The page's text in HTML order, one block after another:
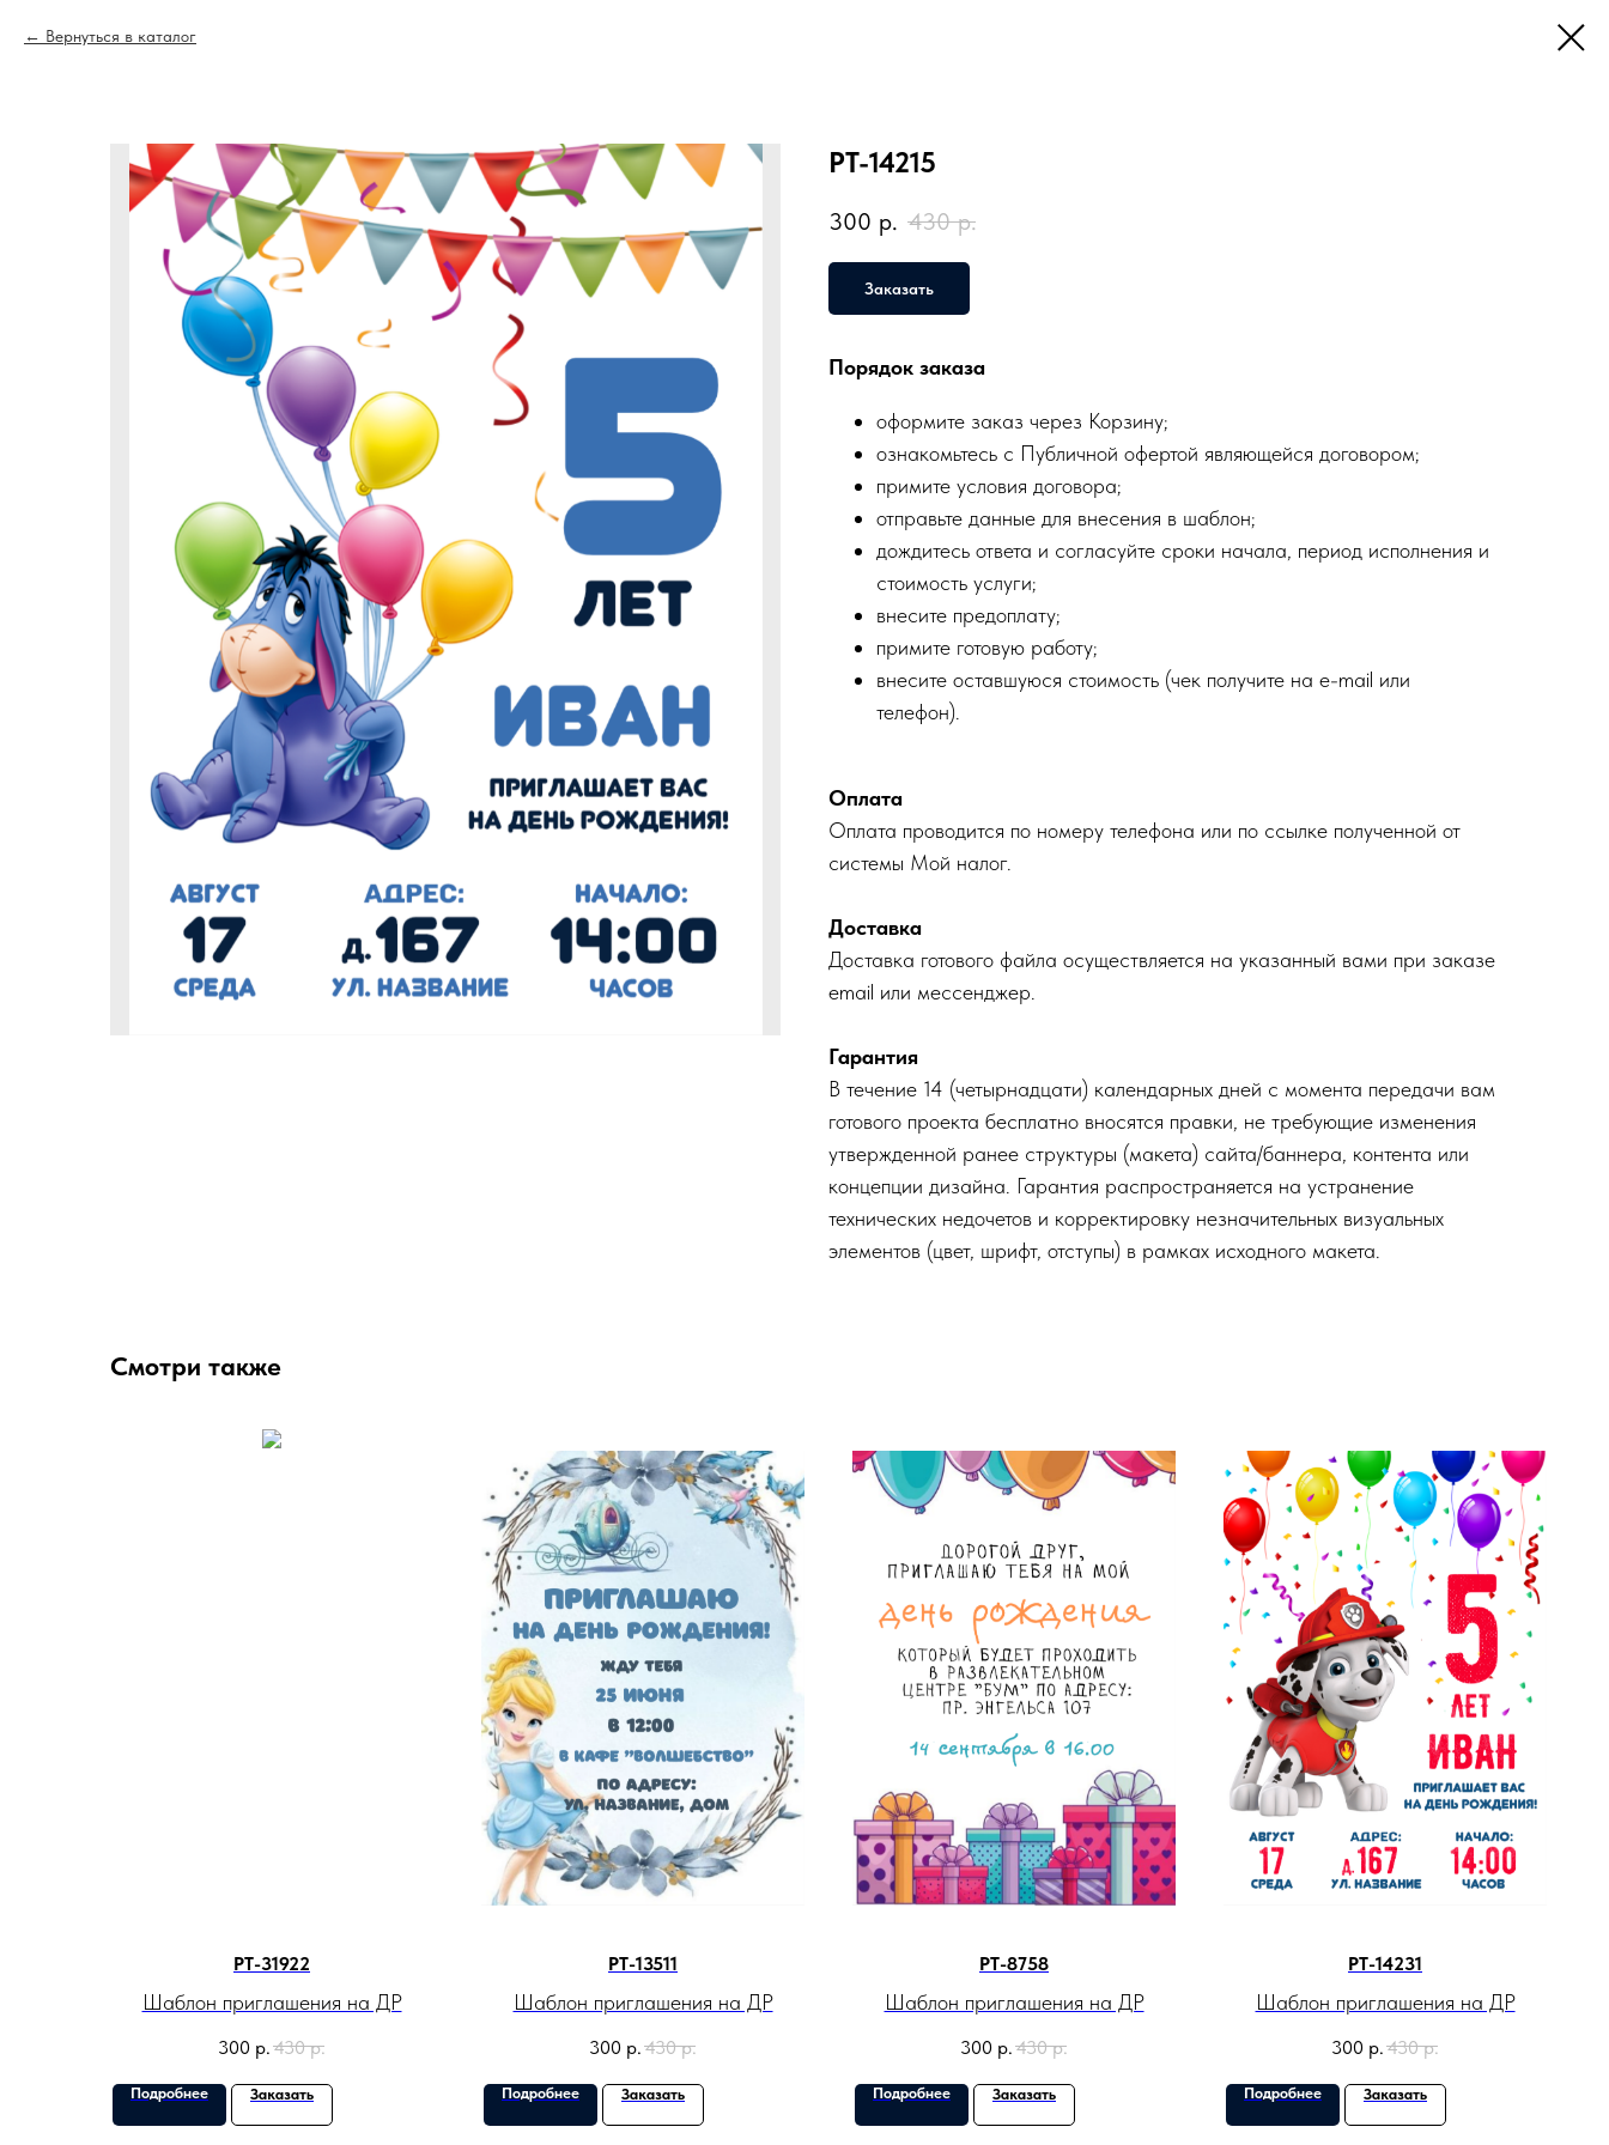
Вернуться в каталог
PT-14215
300 р. 430 р.
Заказать
Порядок заказа
оформите заказ через Корзину;
ознакомьтесь с Публичной офертой являющейся договором;
примите условия договора;
отправьте данные для внесения в шаблон;
дождитесь ответа и согласуйте сроки начала, период исполнения и
стоимость услуги;
внесите предоплату;
примите готовую работу;
внесите оставшуюся стоимость (чек получите на e-mail или
телефон).
Оплата
Оплата проводится по номеру телефона или по ссылке полученной от
системы Мой налог.
Доставка
Доставка готового файла осуществляется на указанный вами при заказе
email или мессенджер.
Гарантия
В течение 14 (четырнадцати) календарных дней с момента передачи вам
готового проекта бесплатно вносятся правки, не требующие изменения
утвержденной ранее структуры (макета) сайта/баннера, контента или
концепции дизайна. Гарантия распространяется на устранение
технических недочетов и корректировку незначительных визуальных
элементов (цвет, шрифт, отступы) в рамках исходного макета.
Смотри также
PT-31922
Шаблон приглашения на ДР
300 р. 430 р.
Подробнее Заказать
PT-13511
Шаблон приглашения на ДР
300 р. 430 р.
Подробнее Заказать
PT-8758
Шаблон приглашения на ДР
300 р. 430 р.
Подробнее Заказать
PT-14231
Шаблон приглашения на ДР
300 р. 430 р.
Подробнее Заказать